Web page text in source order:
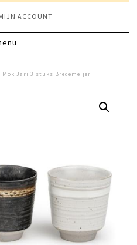
ACCOUNT
Mok Jari 3 stuks Bredemeijer